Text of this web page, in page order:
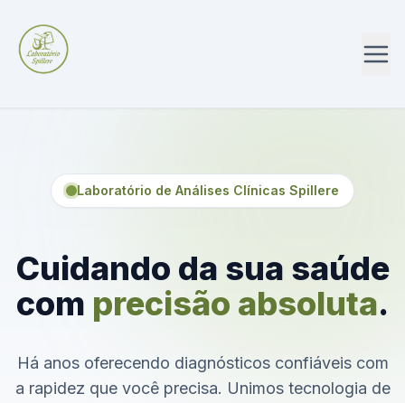
Laboratório de Análises Clínicas Spillere
Cuidando da sua saúde
com precisão absoluta.
Há anos oferecendo diagnósticos confiáveis com
a rapidez que você precisa. Unimos tecnologia de